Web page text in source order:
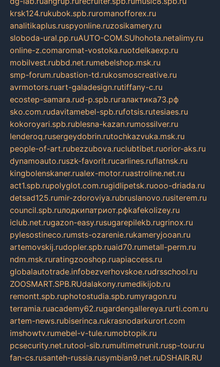
krsk124.rukubok.spb.ruromanofforex.ru
analitikaplus.ruspyonline.ruzosikamery.ru
sloboda-ural.pp.ruAUTO-COM.SUhohota.netalimy.ru
online-z.comaromat-vostoka.ruotdelkaexp.ru
mobilvest.rubbd.net.rumebelshop.msk.ru
smp-forum.rubastion-td.rukosmoscreative.ru
avrmotors.ruart-galadesign.rutiffany-c.ru
ecostep-samara.rud-p.spb.ruгалактика73.рф
sko.com.rudavitamebel-spb.rufotsis.rutesiaes.ru
kokoroyari.spb.rublesna-kazan.rumossilver.ru
lenderoq.rusergeydobrin.rutochkazvuka.msk.ru
people-of-art.rubezzubova.ruclubtibet.ruorior-aks.ru
dynamoauto.ruszk-favorit.rucarlines.ruflatnsk.ru
kingbolenskaner.rualex-motor.ruastroline.net.ru
act1.spb.rupolyglot.com.rugidlipetsk.ruooo-driada.ru
detsad125.rumir-zdoroviya.rubruslanovo.rusiterem.ru
council.spb.ruлодкипатриот.рфkafekolizey.ru
iclub.net.rugazon-easy.rusugarepilekb.rugrinox.ru
pylesostineco.rumsts-ozarenie.rukameryjooan.ru
artemovskij.rudopler.spb.ruaid70.rumetall-perm.ru
ndm.msk.ruratingzooshop.ruapiaccess.ru
globalautotrade.infobezverhovskoe.rudrsschool.ru
ZOOSMART.SPB.RUdalakony.rumedikijob.ru
remontt.spb.ruphotostudia.spb.rumyragon.ru
terramia.ruacademy62.rugardengallereya.rurti.com.ru
artem-news.rubiserinca.rukrasnodarkurort.com
imshowtv.rumebel-v-tule.rumobtopik.ru
pcsecurity.net.rutool-sib.rumultimetrunit.rusp-tour.ru
fan-cs.rusanteh-russia.rusymbian9.net.ruDSHAIR.RU